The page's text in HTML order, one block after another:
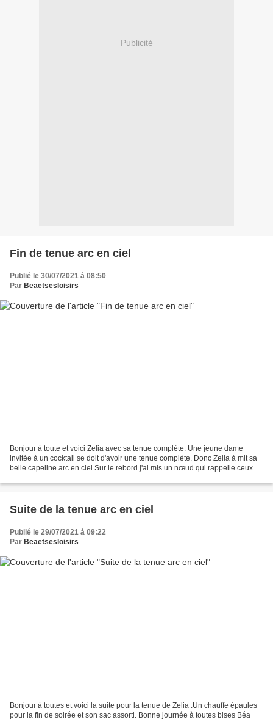
Publicité
Fin de tenue arc en ciel
Publié le 30/07/2021 à 08:50
Par Beaetsesloisirs
Bonjour à toute et voici Zelia avec sa tenue complète. Une jeune dame
invitée à un cocktail se doit d'avoir une tenue complète. Donc Zelia à mit sa
belle capeline arc en ciel.Sur le rebord j'ai mis un nœud qui rappelle ceux de
Suite de la tenue arc en ciel
Publié le 29/07/2021 à 09:22
Par Beaetsesloisirs
Bonjour à toutes et voici la suite pour la tenue de Zelia .Un chauffe épaules
pour la fin de soirée et son sac assorti. Bonne journée à toutes bises Béa